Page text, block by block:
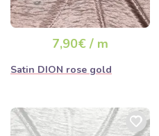
7,90€ / m
Satin DION rose gold